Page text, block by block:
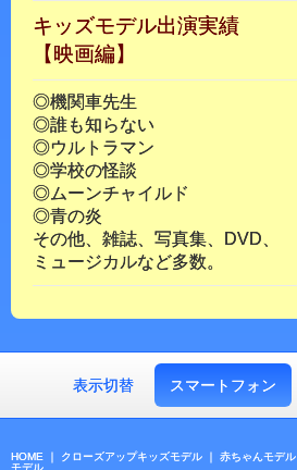
キッズモデル出演実績
【映画編】
◎機関車先生
◎誰も知らない
◎ウルトラマン
◎学校の怪談
◎ムーンチャイルド
◎青の炎
その他、雑誌、写真集、DVD、
ミュージカルなど多数。
表示切替 スマートフォン
HOME ｜ クローズアップキッズモデル ｜ 赤ちゃんモデル
モデル